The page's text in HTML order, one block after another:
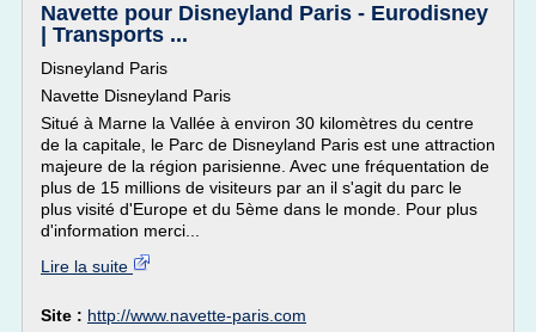
Navette pour Disneyland Paris - Eurodisney
| Transports ...
Disneyland Paris
Navette Disneyland Paris
Situé à Marne la Vallée à environ 30 kilomètres du centre
de la capitale, le Parc de Disneyland Paris est une attraction
majeure de la région parisienne. Avec une fréquentation de
plus de 15 millions de visiteurs par an il s'agit du parc le
plus visité d'Europe et du 5ème dans le monde. Pour plus
d'information merci...
Lire la suite
Site : http://www.navette-paris.com